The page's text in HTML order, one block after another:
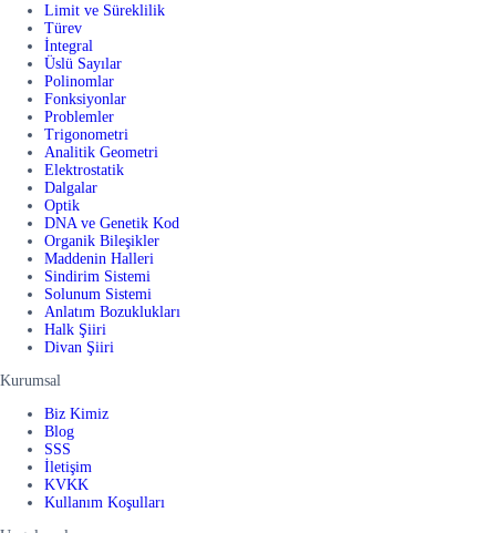
Limit ve Süreklilik
Türev
İntegral
Üslü Sayılar
Polinomlar
Fonksiyonlar
Problemler
Trigonometri
Analitik Geometri
Elektrostatik
Dalgalar
Optik
DNA ve Genetik Kod
Organik Bileşikler
Maddenin Halleri
Sindirim Sistemi
Solunum Sistemi
Anlatım Bozuklukları
Halk Şiiri
Divan Şiiri
Kurumsal
Biz Kimiz
Blog
SSS
İletişim
KVKK
Kullanım Koşulları